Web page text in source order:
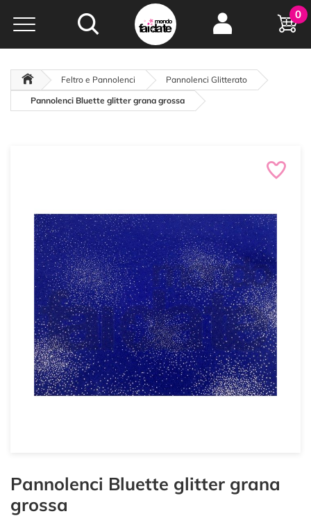
Hobby e
creatività...
oltre 15 anni online
0
Feltro e Pannolenci
Pannolenci Glitterato
Pannolenci Bluette glitter grana grossa
Pannolenci Bluette glitter grana
grossa